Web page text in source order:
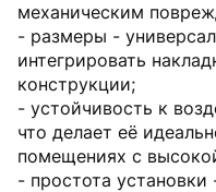
механическим
- размеры -
интегрировать
конструкции;
- устойчивость к
что делает её
помещениях с
- простота установки